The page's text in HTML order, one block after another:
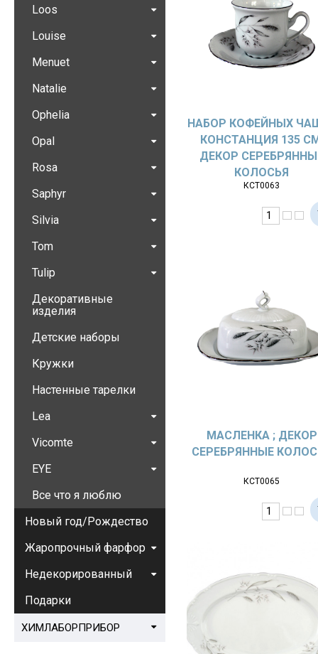
НАБОР КОФЕЙНЫХ
КОНСТАНЦИЯ 135
ДЕКОР
КОЛОСЬЯ
КСТ0063
МАСЛЕНКА ; ДЕКОР
СЕРЕБРЯННЫЕ
КСТ0065
Loos
Louise
Menuet
Natalie
Ophelia
Opal
Rosa
Saphyr
Silvia
Tom
Tulip
Декоративные
изделия
Детские наборы
Кружки
Настенные тарелки
Lea
Vicomte
EYE
Все что я люблю
Новый год/Рождество
Жаропрочный фарфор
Недекорированный
Подарки
ХИМЛАБОРПРИБОР